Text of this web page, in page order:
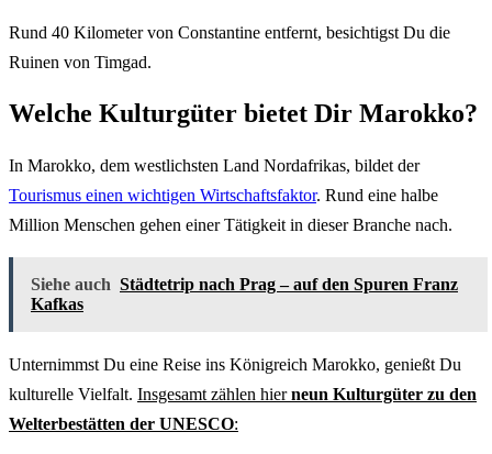
Rund 40 Kilometer von Constantine entfernt, besichtigst Du die
Ruinen von Timgad.
Welche Kulturgüter bietet Dir Marokko?
In Marokko, dem westlichsten Land Nordafrikas, bildet der
Tourismus einen wichtigen Wirtschaftsfaktor. Rund eine halbe
Million Menschen gehen einer Tätigkeit in dieser Branche nach.
Siehe auch Städtetrip nach Prag – auf den Spuren Franz
Kafkas
Unternimmst Du eine Reise ins Königreich Marokko, genießt Du
kulturelle Vielfalt. Insgesamt zählen hierneun Kulturgüter zu den
Welterbestätten der UNESCO: